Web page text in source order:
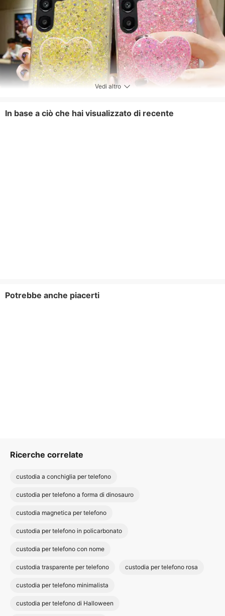
Vedi altro
In base a ciò che hai visualizzato di recente
Potrebbe anche piacerti
Ricerche correlate
custodia a conchiglia per telefono
custodia per telefono a forma di dinosauro
custodia magnetica per telefono
custodia per telefono in policarbonato
custodia per telefono con nome
custodia trasparente per telefono custodia per telefono rosa
custodia per telefono minimalista
custodia per telefono di Halloween